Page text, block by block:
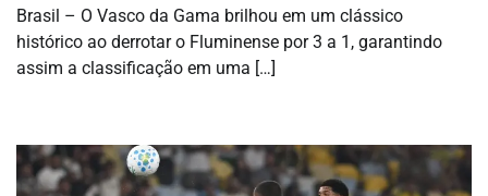
Brasil – O Vasco da Gama brilhou em um clássico
histórico ao derrotar o Fluminense por 3 a 1, garantindo
assim a classificação em uma […]